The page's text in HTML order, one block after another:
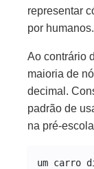
representar
por humanos.
Ao contrário
maioria de
decimal.
padrão de
na pré-
um carro